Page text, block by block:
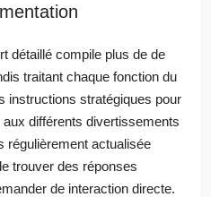
détaillé compile plus de de
traitant chaque fonction du
instructions stratégiques pour
différents divertissements
régulièrement actualisée
trouver des réponses
de interaction directe.